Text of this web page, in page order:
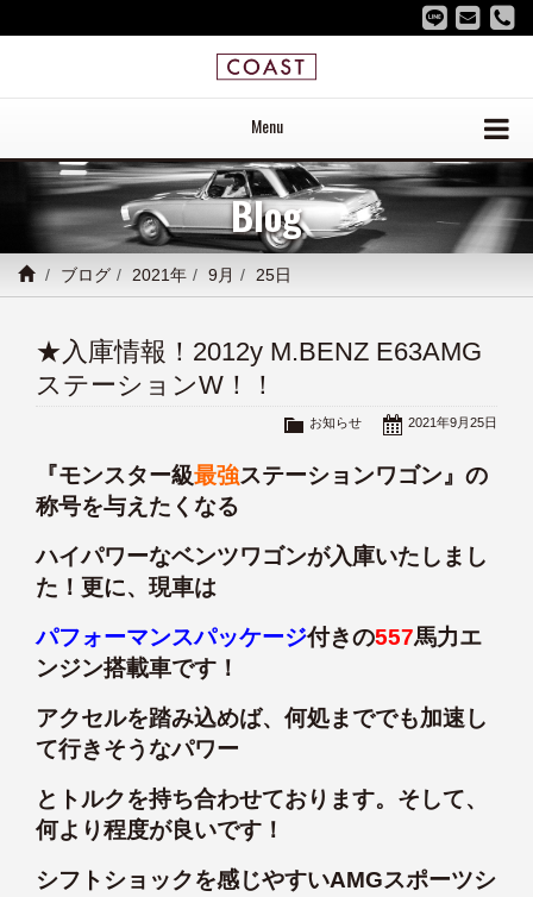
Menu
Blog
ブログ 2021年 9月 25日
★入庫情報！2012y M.BENZ E63AMG
ステーションW！！
2021年9月25日
お知らせ
『モンスター級最強ステーションワゴン』の
称号を与えたくなる
ハイパワーなベンツワゴンが入庫いたしまし
た！更に、現車は
パフォーマンスパッケージ付きの557馬力エ
ンジン搭載車です！
アクセルを踏み込めば、何処まででも加速し
て行きそうなパワー
とトルクを持ち合わせております。そして、
何より程度が良いです！
シフトショックを感じやすいAMGスポーツシ